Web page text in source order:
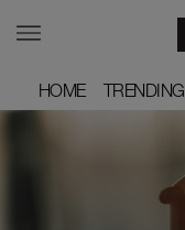
HOME
HOME TRENDING
TRENDING